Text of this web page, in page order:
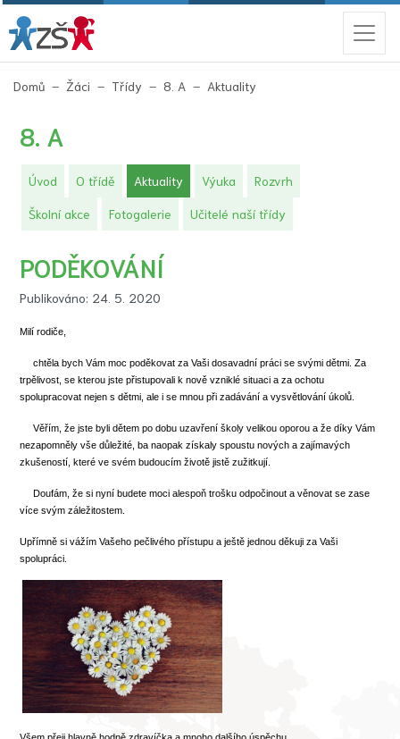
Domů Žáci Třídy 8. A Aktuality
8. A
Úvod O třídě Aktuality(aktuální)
Výuka Rozvrh
Školní akce Fotogalerie Učitelé naší třídy
PODĚKOVÁNÍ
Publikováno: 24. 5. 2020
Milí rodiče,
chtěla bych Vám moc poděkovat za Vaši dosavadní práci se svými dětmi. Za
trpělivost, se kterou jste přistupovali k nově vzniklé situaci a za ochotu
spolupracovat nejen s dětmi, ale i se mnou při zadávání a vysvětlování úkolů.
Věřím, že jste byli dětem po dobu uzavření školy velikou oporou a že díky Vám
nezapomněly vše důležité, ba naopak získaly spoustu nových a zajímavých
zkušeností, které ve svém budoucím životě jistě zužitkují.
Doufám, že si nyní budete moci alespoň trošku odpočinout a věnovat se zase
více svým záležitostem.
Upřímně si vážím Vašeho pečlivého přístupu a ještě jednou děkuji za Vaši
spolupráci.